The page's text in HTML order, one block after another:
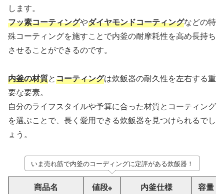
します。
フッ素コーティングやダイヤモンドコーティングなどの特
殊コーティングを施すことで内釜の耐摩耗性を高め長持ち
させることができるのです。
内釜の材質とコーティングは炊飯器の耐久性を左右する重
要な要素。
自分のライフスタイルや予算に合った材質とコーティング
を選ぶことで、長く愛用できる炊飯器を見つけられるでし
ょう。
いま売れ筋で内釜のコーディングに定評がある炊飯器！
商品名 値段※ 内釜仕様 容量